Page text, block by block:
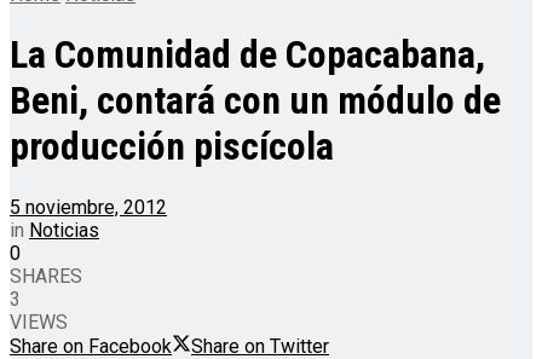
La Comunidad de Copacabana,
Beni, contará con un módulo de
producción piscícola
5 noviembre, 2012
in Noticias
0
SHARES
3
VIEWS
Share on Facebook
Share on Twitter